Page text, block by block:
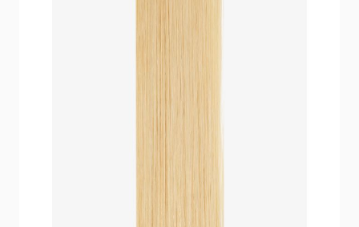
natürliche Transformation ermöglicht.
załóż konto